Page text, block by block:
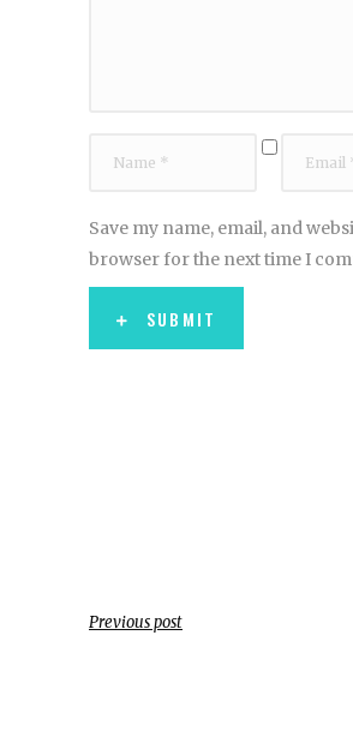
Save my name, email, and
browser for the next time I
SUBMIT
Previous post